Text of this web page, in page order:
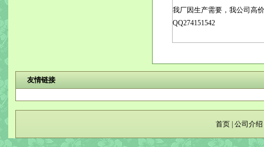
我厂因生产需要，我公司高
QQ274151542
友情链接
首页 公司介绍